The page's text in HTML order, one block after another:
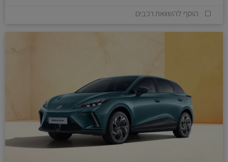
הוסף להשוואת רכבים